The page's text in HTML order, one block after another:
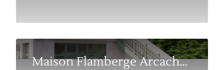
Maison Flamberge Arcachon